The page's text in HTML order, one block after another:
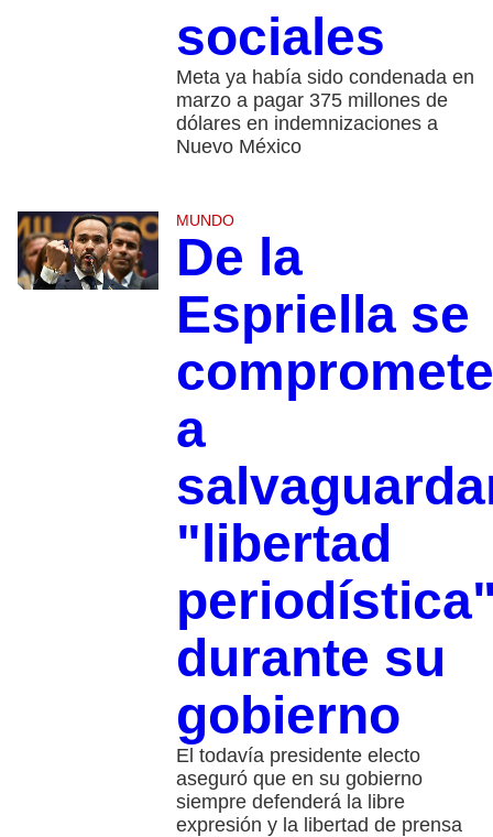
sociales
Meta ya había sido condenada en
marzo a pagar 375 millones de
dólares en indemnizaciones a
Nuevo México
MUNDO
De la
Espriella se
compromete
a
"libertad
durante su
gobierno
El todavía presidente electo
aseguró que en su gobierno
siempre defenderá la libre
expresión y la libertad de prensa